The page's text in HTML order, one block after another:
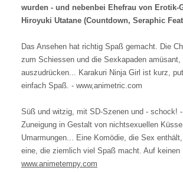
wurden - und nebenbei Ehefrau von Erotik-
Hiroyuki Utatane (Countdown, Seraphic
Das Ansehen hat richtig Spaß gemacht. Die
zum Schiessen und die Sexkapaden
auszudrücken... Karakuri Ninja Girl ist kurz,
einfach Spaß. - www,animetric.com
Süß und witzig, mit SD-Szenen und - schock!
Zuneigung in Gestalt von nichtsexuellen
Umarmungen... Eine Komödie, die Sex
eine, die ziemlich viel Spaß macht. Auf keinen
www.animetempy.com